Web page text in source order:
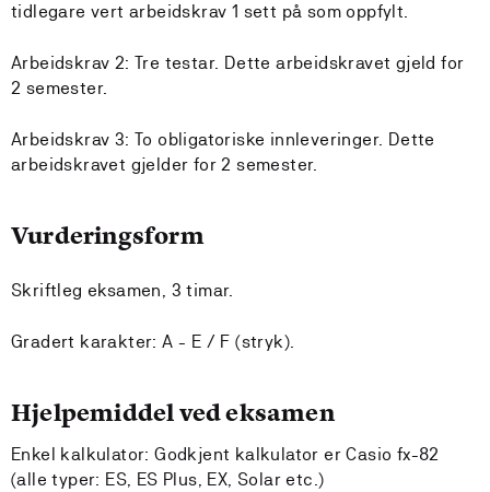
tidlegare vert arbeidskrav 1 sett på som oppfylt.
Arbeidskrav 2: Tre testar. Dette arbeidskravet gjeld for
2 semester.
Arbeidskrav 3: To obligatoriske innleveringer. Dette
arbeidskravet gjelder for 2 semester.
Vurderingsform
Skriftleg eksamen, 3 timar.
Gradert karakter: A - E / F (stryk).
Hjelpemiddel ved eksamen
Enkel kalkulator: Godkjent kalkulator er Casio fx-82
(alle typer: ES, ES Plus, EX, Solar etc.)